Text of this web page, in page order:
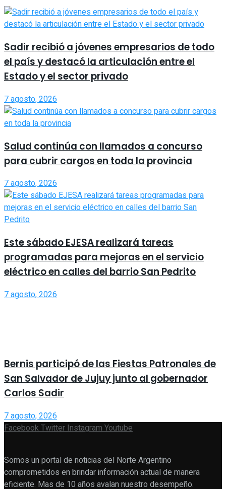
Sadir recibió a jóvenes empresarios de todo
el país y destacó la articulación entre el
Estado y el sector privado
7 agosto, 2026
Salud continúa con llamados a concurso
para cubrir cargos en toda la provincia
7 agosto, 2026
Este sábado EJESA realizará tareas
programadas para mejoras en el servicio
eléctrico en calles del barrio San Pedrito
7 agosto, 2026
Bernis participó de las Fiestas Patronales de
San Salvador de Jujuy junto al gobernador
Carlos Sadir
7 agosto, 2026
FacebookTwitterInstagramYoutube
Somos un portal de noticias del Norte Argentino
comprometidos en brindar información actual de manera
eficiente. Mas de 10 años avalan nuestro desempeño.